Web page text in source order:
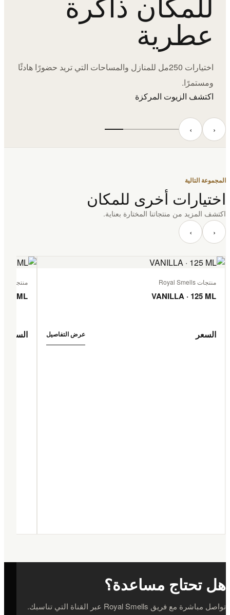
عطرية
اختيارات 250مل للمنازل والمساحات التي تريد حضورًا هادئًا
ومستمرًا.
اكتشف الزيوت المركزة
‹ ›
المجموعة التالية
اختيارات أخرى للمكان
اكتشف المزيد من منتجاتنا المختارة بعناية.
‹ ›
منتجات Royal Smells
VANILLA · 125 ML
السعر عرض التفاصيل
منتجات Royal Smells
ML
السعر
هل تحتاج مساعدة؟
تواصل مباشرة مع فريق Royal Smells عبر القناة التي تناسبك.